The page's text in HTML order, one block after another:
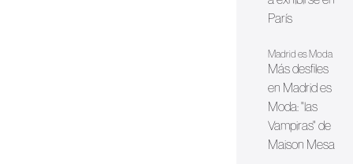
París
Madrid es Moda
Más desfiles
en Madrid es
Moda: "las
Vampiras" de
Maison Mesa